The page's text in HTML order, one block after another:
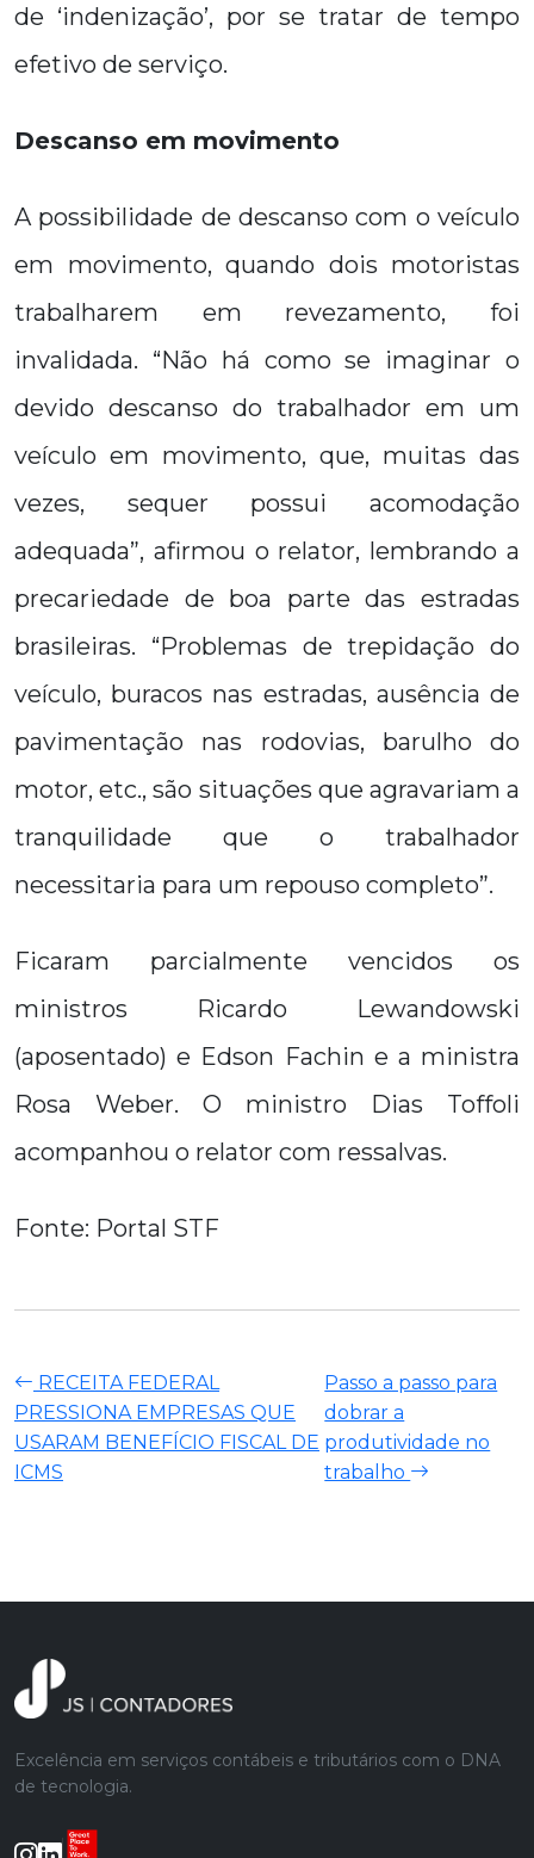
de ‘indenização’, por se tratar de tempo
efetivo de serviço.
Descanso em movimento
A possibilidade de descanso com o veículo
em movimento, quando dois motoristas
trabalharem em revezamento, foi
invalidada. “Não há como se imaginar o
devido descanso do trabalhador em um
veículo em movimento, que, muitas das
vezes, sequer possui acomodação
adequada”, afirmou o relator, lembrando a
precariedade de boa parte das estradas
brasileiras. “Problemas de trepidação do
veículo, buracos nas estradas, ausência de
pavimentação nas rodovias, barulho do
motor, etc., são situações que agravariam a
tranquilidade que o trabalhador
necessitaria para um repouso completo”.
Ficaram parcialmente vencidos os
ministros Ricardo Lewandowski
(aposentado) e Edson Fachin e a ministra
Rosa Weber. O ministro Dias Toffoli
acompanhou o relator com ressalvas.
Fonte: Portal STF
RECEITA FEDERAL
PRESSIONA EMPRESAS QUE
USARAM BENEFÍCIO FISCAL DE
ICMS
Passo a passo para
dobrar a
produtividade no
trabalho
Excelência em serviços contábeis e tributários com o DNA
de tecnologia.